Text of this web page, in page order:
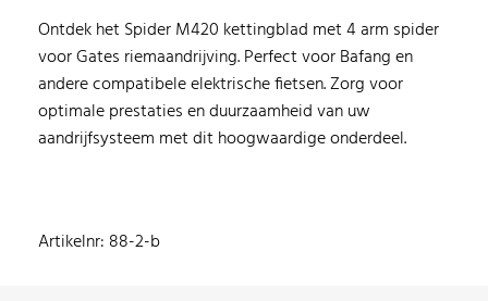
Ontdek het Spider M420 kettingblad met 4 arm spider
voor Gates riemaandrijving. Perfect voor Bafang en
andere compatibele elektrische fietsen. Zorg voor
optimale prestaties en duurzaamheid van uw
aandrijfsysteem met dit hoogwaardige onderdeel.
Artikelnr: 88-2-b